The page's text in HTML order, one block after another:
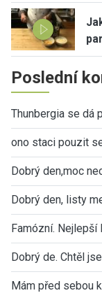
Poslední
Thunbergia se dá
ono staci pouzit
Dobrý den,moc
Dobrý den, listy
Famózní. Nejlepší
Dobrý de. Chtěl
Mám před sebou